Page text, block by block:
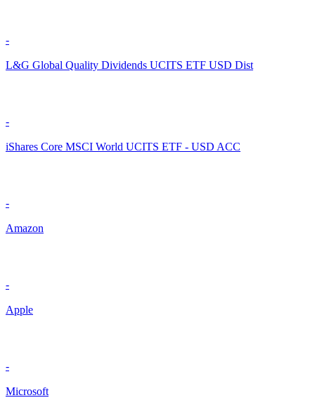
-
L&G Global Quality Dividends UCITS ETF USD Dist
-
iShares Core MSCI World UCITS ETF - USD ACC
-
Amazon
-
Apple
-
Microsoft